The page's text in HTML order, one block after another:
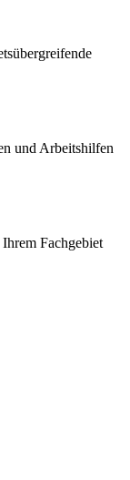
und Arbeitshilfen
Fachgebiet